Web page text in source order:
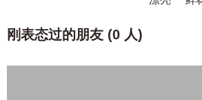
刚表态过的朋友 (0 人)